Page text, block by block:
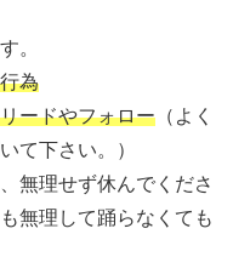
。
為
ードやフォロー （よく
て下さい。）
、無理せず休んでくださ
無理して踊らなくても